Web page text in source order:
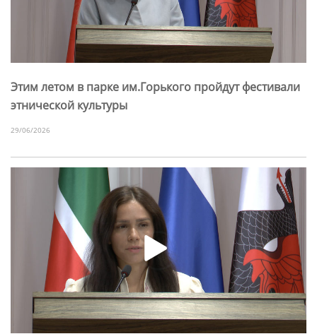
Этим летом в парке им.Горького пройдут фестивали
этнической культуры
29/06/2026